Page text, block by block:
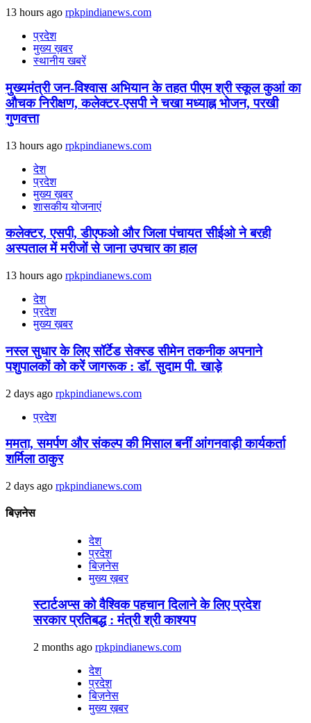
13 hours ago rpkpindianews.com
प्रदेश
मुख्य ख़बर
स्थानीय खबरें
मुख्यमंत्री जन-विश्वास अभियान के तहत पीएम श्री स्कूल कुआं का
औचक निरीक्षण, कलेक्टर-एसपी ने चखा मध्याह्न भोजन, परखी
गुणवत्ता
13 hours ago rpkpindianews.com
देश
प्रदेश
मुख्य ख़बर
शासकीय योजनाएं
कलेक्टर, एसपी, डीएफओ और जिला पंचायत सीईओ ने बरही
अस्पताल में मरीजों से जाना उपचार का हाल
13 hours ago rpkpindianews.com
देश
प्रदेश
मुख्य ख़बर
नस्ल सुधार के लिए सॉर्टेड सेक्स्ड सीमेन तकनीक अपनाने
पशुपालकों को करें जागरूक : डॉ. सुदाम पी. खाड़े
2 days ago rpkpindianews.com
प्रदेश
ममता, समर्पण और संकल्प की मिसाल बनीं आंगनवाड़ी कार्यकर्ता
शर्मिला ठाकुर
2 days ago rpkpindianews.com
बिज़नेस
देश
प्रदेश
बिज़नेस
मुख्य ख़बर
स्टार्टअप्स को वैश्विक पहचान दिलाने के लिए प्रदेश
सरकार प्रतिबद्ध : मंत्री श्री काश्यप
2 months ago rpkpindianews.com
देश
प्रदेश
बिज़नेस
मुख्य ख़बर